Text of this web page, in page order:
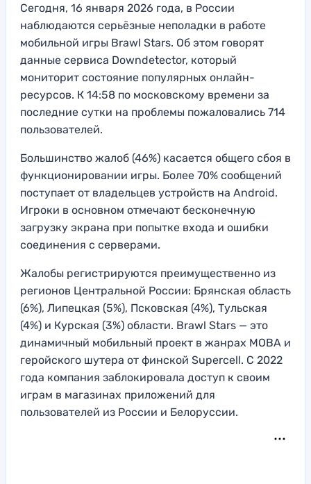
Сегодня, 16 января 2026 года, в России
наблюдаются серьёзные неполадки в работе
мобильной игры Brawl Stars. Об этом говорят
данные сервиса Downdetector, который
мониторит состояние популярных онлайн-
ресурсов. К 14:58 по московскому времени за
последние сутки на проблемы пожаловались 714
пользователей.
Большинство жалоб (46%) касается общего сбоя в
функционировании игры. Более 70% сообщений
поступает от владельцев устройств на Android.
Игроки в основном отмечают бесконечную
загрузку экрана при попытке входа и ошибки
соединения с серверами.
Жалобы регистрируются преимущественно из
регионов Центральной России: Брянская область
(6%), Липецкая (5%), Псковская (4%), Тульская
(4%) и Курская (3%) области. Brawl Stars — это
динамичный мобильный проект в жанрах MOBA и
геройского шутера от финской Supercell. С 2022
года компания заблокировала доступ к своим
играм в магазинах приложений для
пользователей из России и Белоруссии.